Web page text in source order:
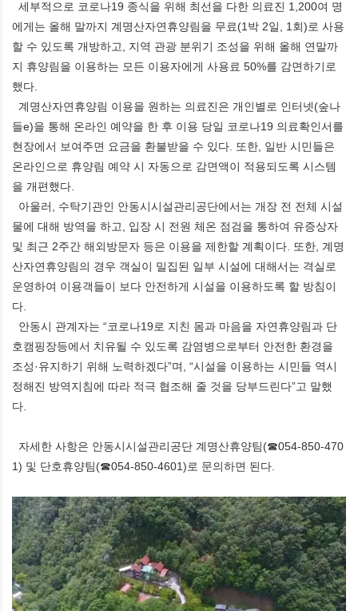
세부적으로 코로나19 종식을 위해 최선을 다한 의료진 1,200여 명
에게는 올해 말까지 계명산자연휴양림을 무료(1박 2일, 1회)로 사용
할 수 있도록 개방하고, 지역 관광 분위기 조성을 위해 올해 연말까
지 휴양림을 이용하는 모든 이용자에게 사용료 50%를 감면하기로
했다.
계명산자연휴양림 이용을 원하는 의료진은 개인별로 인터넷(숲나
들e)을 통해 온라인 예약을 한 후 이용 당일 코로나19 의료확인서를
현장에서 보여주면 요금을 환불받을 수 있다. 또한, 일반 시민들은
온라인으로 휴양림 예약 시 자동으로 감면액이 적용되도록 시스템
을 개편했다.
아울러, 수탁기관인 안동시시설관리공단에서는 개장 전 전체 시설
물에 대해 방역을 하고, 입장 시 전원 체온 점검을 통하여 유증상자
및 최근 2주간 해외방문자 등은 이용을 제한할 계획이다. 또한, 계명
산자연휴양림의 경우 객실이 밀집된 일부 시설에 대해서는 격실로
운영하여 이용객들이 보다 안전하게 시설을 이용하도록 할 방침이
다.
안동시 관계자는 “코로나19로 지친 몸과 마음을 자연휴양림과 단
호캠핑장등에서 치유될 수 있도록 감염병으로부터 안전한 환경을
조성·유지하기 위해 노력하겠다”며, “시설을 이용하는 시민들 역시
정해진 방역지침에 따라 적극 협조해 줄 것을 당부드린다”고 말했
다.
자세한 사항은 안동시시설관리공단 계명산휴양팀(☎054-850-470
1) 및 단호휴양팀(☎054-850-4601)로 문의하면 된다.